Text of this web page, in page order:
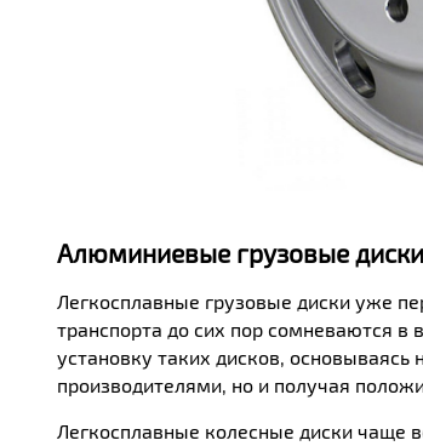
Алюминиевые грузовые диски
Легкосплавные грузовые диски уже
транспорта до сих пор сомневаются
установку таких дисков,
производителями, но и получая
Легкосплавные колесные диски чаще